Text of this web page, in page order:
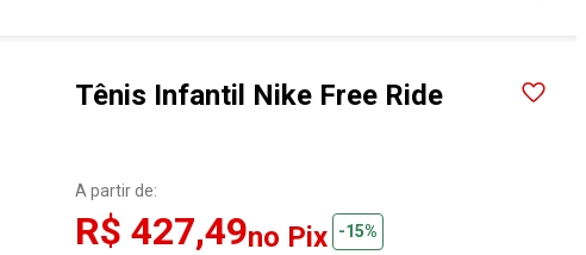
Tênis Infantil Nike Free Ride
A partir de:
R$ 427,49no Pix -15%